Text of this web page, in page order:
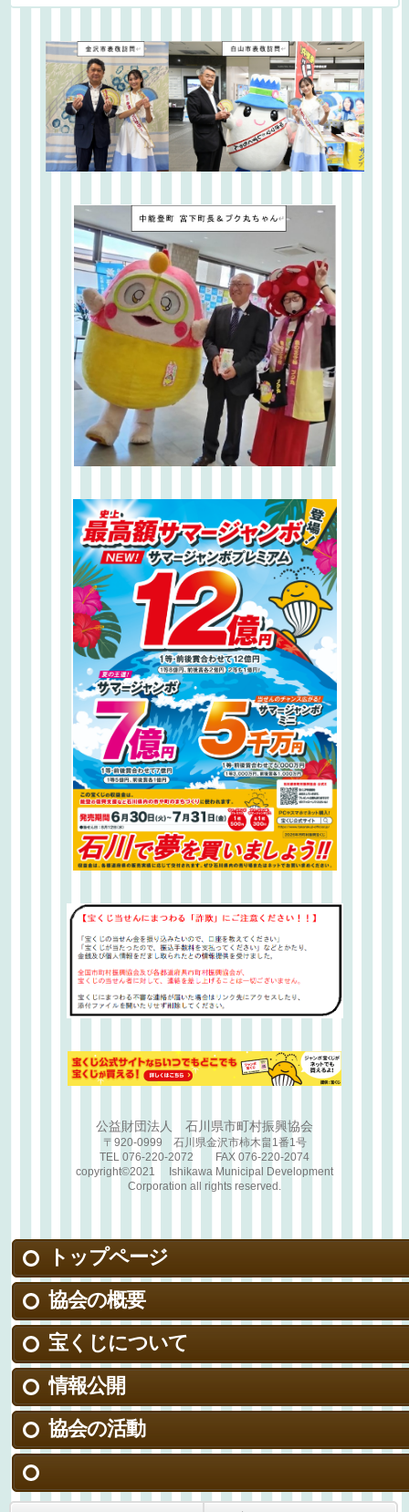
公益財団法人 石川県市町村振興協会
〒920-0999 石川県金沢市柿木畠1番1号
TEL 076-220-2072 FAX 076-220-2074
copyright©2021 Ishikawa Municipal Development
Corporation all rights reserved.
トップページ
協会の概要
宝くじについて
情報公開
協会の活動